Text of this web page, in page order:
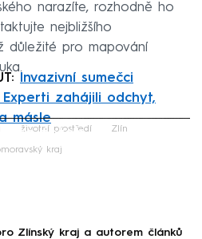
narazíte, rozhodně ho
nejbližšího
důležité pro mapování
Invazivní sumečci
zahájili odchyt,
másle
to fetch
životní prostředí Zlín
kraj
Zlínský kraj a autorem článků